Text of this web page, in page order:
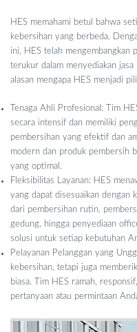
HES memahami betul bahwa
kebersihan yang berbeda.
ini, HES telah mengembangkan
terukur dalam menyediakan
alasan mengapa HES menjadi
Tenaga Ahli Profesional: Tim
secara intensif dan memiliki
pembersihan yang efektif dan
modern dan produk pembersih
yang optimal.
Fleksibilitas Layanan: HES
yang dapat disesuaikan dengan
dari pembersihan rutin,
gedung, hingga penyediaan
solusi untuk setiap kebutuhan
Pelayanan Pelanggan yang
kebersihan, tetapi juga
biasa. Tim HES ramah,
pertanyaan atau permintaan